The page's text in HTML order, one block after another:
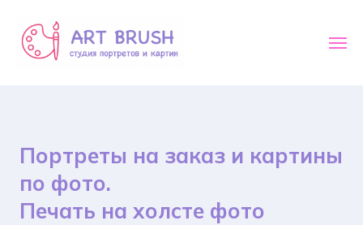
Портреты на заказ и картины
по фото.
Печать на холсте фото